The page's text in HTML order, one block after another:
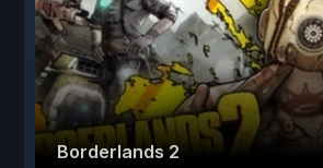
Borderlands 2